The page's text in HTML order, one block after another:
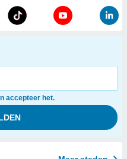
accepteer het.